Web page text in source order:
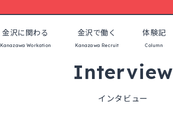
金沢に関わる
Kanazawa Workation
金沢で働く
Kanazawa Recruit
体験記
Column
Interview
インタビュー